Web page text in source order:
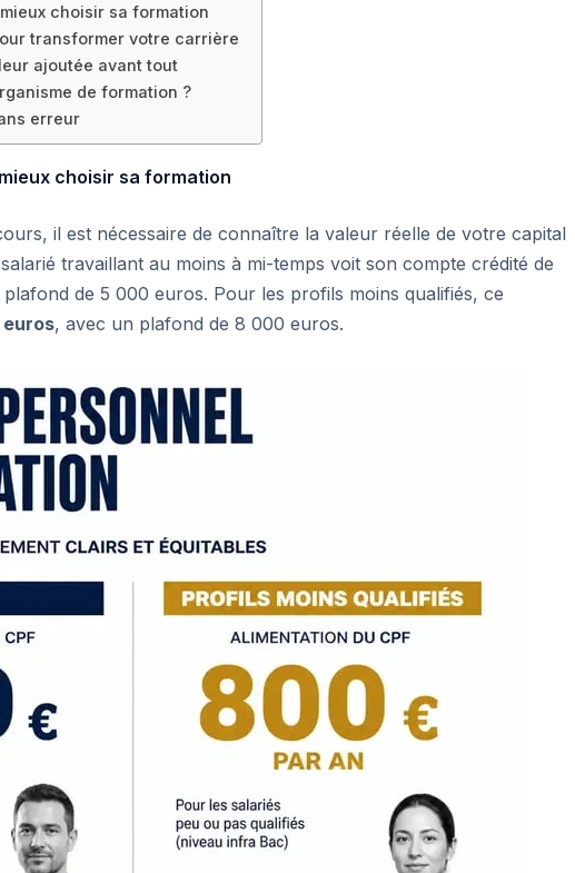
choisir sa formation
transformer votre carrière
ajoutée avant tout
de formation ?
erreur
choisir sa formation
il est nécessaire de connaître la valeur réelle de votre capital
travaillant au moins à mi-temps voit son compte crédité de
plafond de 5 000 euros. Pour les profils moins qualifiés, ce
, avec un plafond de 8 000 euros.